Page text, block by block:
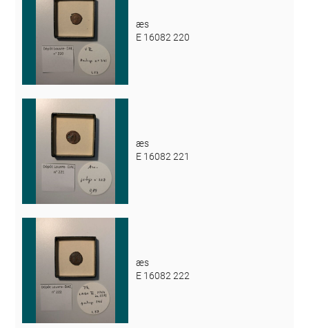
æs
E 16082 220
æs
E 16082 221
æs
E 16082 222